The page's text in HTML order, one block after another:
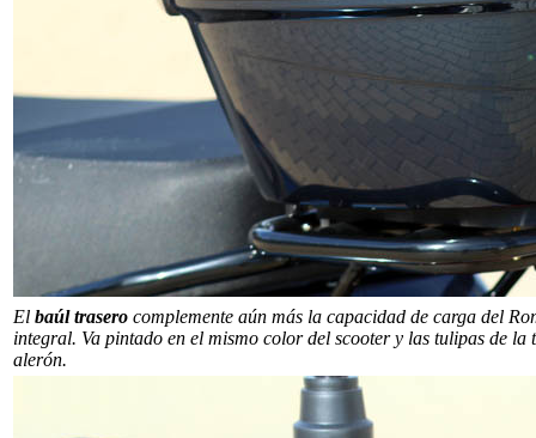
El baúl trasero complemente aún más la capacidad de carga del
integral. Va pintado en el mismo color del scooter y las tulipas de
alerón.